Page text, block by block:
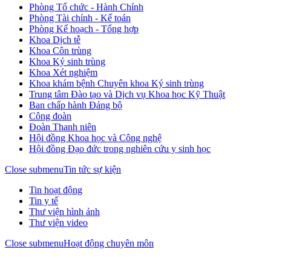
Phòng Tổ chức - Hành Chính
Phòng Tài chính - Kế toán
Phòng Kế hoạch - Tổng hợp
Khoa Dịch tễ
Khoa Côn trùng
Khoa Ký sinh trùng
Khoa Xét nghiệm
Khoa khám bệnh Chuyên khoa Ký sinh trùng
Trung tâm Đào tạo và Dịch vụ Khoa học Kỹ Thuật
Ban chấp hành Đảng bộ
Công đoàn
Đoàn Thanh niên
Hội đồng Khoa học và Công nghệ
Hội đồng Đạo đức trong nghiên cứu y sinh học
Close submenuTin tức sự kiện
Tin hoạt động
Tin y tế
Thư viện hình ảnh
Thư viện video
Close submenuHoạt động chuyên môn